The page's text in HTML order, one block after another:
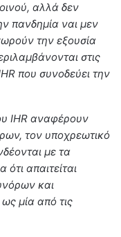
αλλά δεν
πανδημία ναι μεν
την εξουσία
στις
που συνοδεύει την
IHR αναφέρουν
τον υποχρεωτικό
με τα
απαιτείται
και
μία από τις